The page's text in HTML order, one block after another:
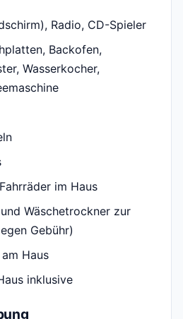
Radio, CD-Spieler
Backofen,
Wasserkocher,
im Haus
Wäschetrockner zur
Gebühr)
Haus
inklusive